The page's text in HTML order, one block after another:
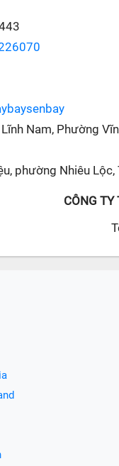
Nam, Phường
phường Nhiêu
CÔNG TY